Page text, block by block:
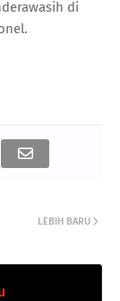
di
LEBIH BARU